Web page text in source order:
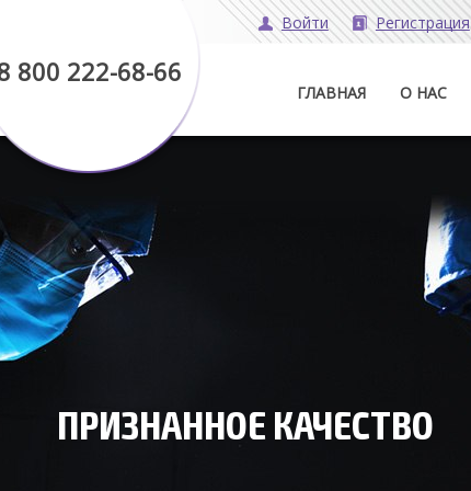
800 222-68-66
Войти Регистрация
ГЛАВНАЯ О НАС
ПРИЗНАННОЕ КАЧЕСТВО